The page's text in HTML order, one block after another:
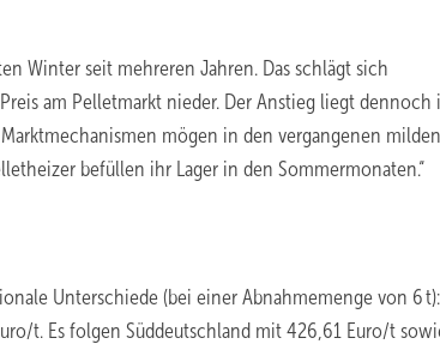
Winter seit mehreren Jahren. Das schlägt sich
am Pelletmarkt nieder. Der Anstieg liegt dennoch
mögen in den vergangenen milden
befüllen ihr Lager in den Sommermonaten.“
Unterschiede (bei einer Abnahmemenge von 6
t. Es folgen Süddeutschland mit 426,61 Euro/t